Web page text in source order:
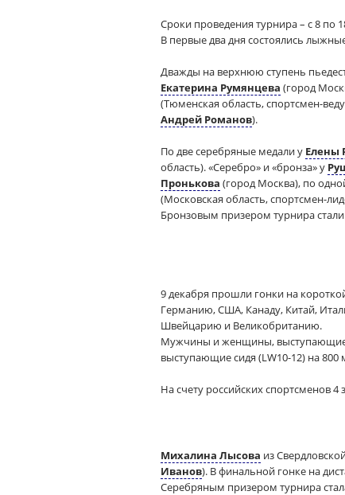
Сроки проведения турнира – с 8 по
В первые два дня состоялись
Дважды на верхнюю ступень
Екатерина Румянцева (город
(Тюменская область, спортсмен-
Андрей Романов).
По две серебряные медали у Елены
область). «Серебро» и «бронза» у
Пронькова (город Москва), по
(Московская область, спортсмен-
Бронзовым призером турнира стали
9 декабря прошли гонки на
Германию, США, Канаду, Китай,
Швейцарию и Великобританию.
Мужчины и женщины, выступающие
выступающие сидя (LW10-12) на 800
На счету российских спортсменов
Михалина Лысова из
Иванов). В финальной гонке на
Серебряным призером турнира